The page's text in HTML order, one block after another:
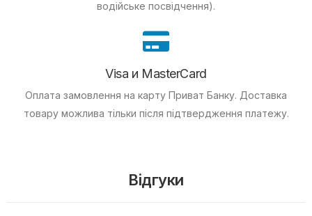
водійське посвідчення).
Visa и MasterCard
Оплата замовлення на карту Приват Банку. Доставка
товару можлива тільки після підтвердження платежу.
Відгуки